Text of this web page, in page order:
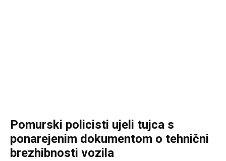
Pomurski policisti ujeli tujca s
ponarejenim dokumentom o tehnični
brezhibnosti vozila